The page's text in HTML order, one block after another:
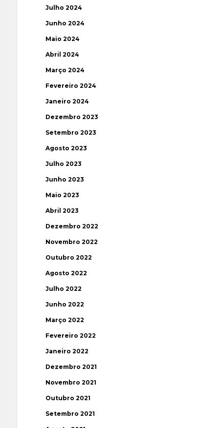
Julho 2024
Junho 2024
Maio 2024
Abril 2024
Março 2024
Fevereiro 2024
Janeiro 2024
Dezembro 2023
Setembro 2023
Agosto 2023
Julho 2023
Junho 2023
Maio 2023
Abril 2023
Dezembro 2022
Novembro 2022
Outubro 2022
Agosto 2022
Julho 2022
Junho 2022
Março 2022
Fevereiro 2022
Janeiro 2022
Dezembro 2021
Novembro 2021
Outubro 2021
Setembro 2021